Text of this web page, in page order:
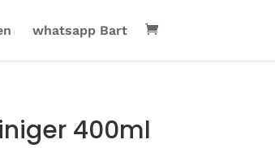
whatsapp Bart
400ml